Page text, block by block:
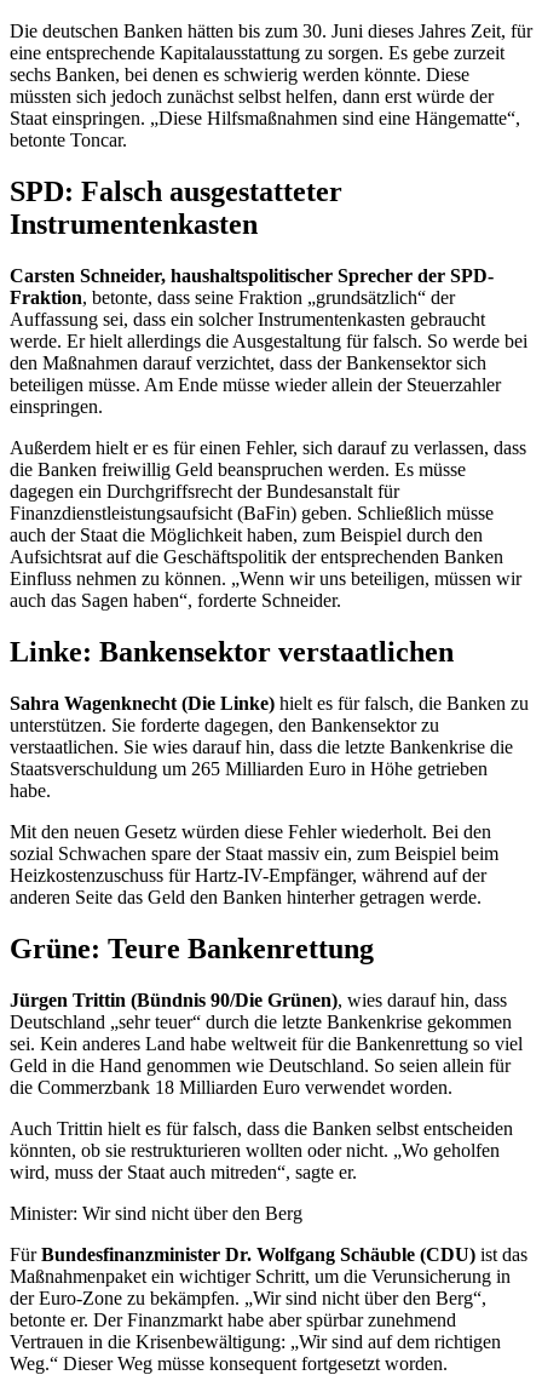
Die deutschen Banken hätten bis zum 30. Juni dieses Jahres Zeit, für
eine entsprechende Kapitalausstattung zu sorgen. Es gebe zurzeit
sechs Banken, bei denen es schwierig werden könnte. Diese
müssten sich jedoch zunächst selbst helfen, dann erst würde der
Staat einspringen. „Diese Hilfsmaßnahmen sind eine Hängematte“,
betonte Toncar.
SPD: Falsch ausgestatteter
Instrumentenkasten
Carsten Schneider, haushaltspolitischer Sprecher der SPD-
Fraktion, betonte, dass seine Fraktion „grundsätzlich“ der
Auffassung sei, dass ein solcher Instrumentenkasten gebraucht
werde. Er hielt allerdings die Ausgestaltung für falsch. So werde bei
den Maßnahmen darauf verzichtet, dass der Bankensektor sich
beteiligen müsse. Am Ende müsse wieder allein der Steuerzahler
einspringen.
Außerdem hielt er es für einen Fehler, sich darauf zu verlassen, dass
die Banken freiwillig Geld beanspruchen werden. Es müsse
dagegen ein Durchgriffsrecht der Bundesanstalt für
Finanzdienstleistungsaufsicht (BaFin) geben. Schließlich müsse
auch der Staat die Möglichkeit haben, zum Beispiel durch den
Aufsichtsrat auf die Geschäftspolitik der entsprechenden Banken
Einfluss nehmen zu können. „Wenn wir uns beteiligen, müssen wir
auch das Sagen haben“, forderte Schneider.
Linke: Bankensektor verstaatlichen
Sahra Wagenknecht (Die Linke) hielt es für falsch, die Banken zu
unterstützen. Sie forderte dagegen, den Bankensektor zu
verstaatlichen. Sie wies darauf hin, dass die letzte Bankenkrise die
Staatsverschuldung um 265 Milliarden Euro in Höhe getrieben
habe.
Mit den neuen Gesetz würden diese Fehler wiederholt. Bei den
sozial Schwachen spare der Staat massiv ein, zum Beispiel beim
Heizkostenzuschuss für Hartz-IV-Empfänger, während auf der
anderen Seite das Geld den Banken hinterher getragen werde.
Grüne: Teure Bankenrettung
Jürgen Trittin (Bündnis 90/Die Grünen), wies darauf hin, dass
Deutschland „sehr teuer“ durch die letzte Bankenkrise gekommen
sei. Kein anderes Land habe weltweit für die Bankenrettung so viel
Geld in die Hand genommen wie Deutschland. So seien allein für
die Commerzbank 18 Milliarden Euro verwendet worden.
Auch Trittin hielt es für falsch, dass die Banken selbst entscheiden
könnten, ob sie restrukturieren wollten oder nicht. „Wo geholfen
wird, muss der Staat auch mitreden“, sagte er.
Minister: Wir sind nicht über den Berg
FürBundesfinanzminister Dr. Wolfgang Schäuble (CDU) ist das
Maßnahmenpaket ein wichtiger Schritt, um die Verunsicherung in
der Euro-Zone zu bekämpfen. „Wir sind nicht über den Berg“,
betonte er. Der Finanzmarkt habe aber spürbar zunehmend
Vertrauen in die Krisenbewältigung: „Wir sind auf dem richtigen
Weg.“ Dieser Weg müsse konsequent fortgesetzt worden.